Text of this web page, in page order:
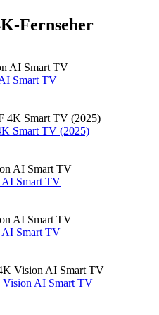
Fernseher
Smart TV
Smart TV (2025)
AI Smart TV
AI Smart TV
Vision AI Smart TV